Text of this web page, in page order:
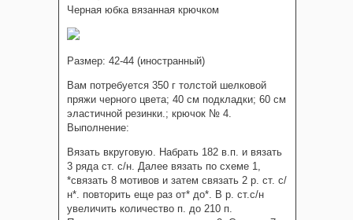
Черная юбка вязанная крючком
Размер: 42-44 (иностранный)
Вам потребуется 350 г толстой шелковой
пряжи черного цвета; 40 см подкладки; 60 см
эластичной резинки.; крючок № 4.
Выполнение:
Вязать вкруговую. Набрать 182 в.п. и вязать
3 ряда ст. с/н. Далее вязать по схеме 1,
*связать 8 мотивов и затем связать 2 р. ст. с/
н*. повторить еще раз от* до*. В р. ст.с/н
увеличить количество п. до 210 п.